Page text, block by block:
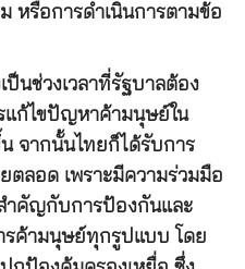
หรือการดำเนินการตามข้อ
ป็นช่วงเวลาที่รัฐบาลต้อง
แก้ไขปัญหาค้ามนุษย์ใน
จากนั้นไทยก็ได้รับการ
ตลอด เพราะมีความร่วมมือ
ำคัญกับการป้องกันและ
ค้ามนุษย์ทุกรูปแบบ โดย